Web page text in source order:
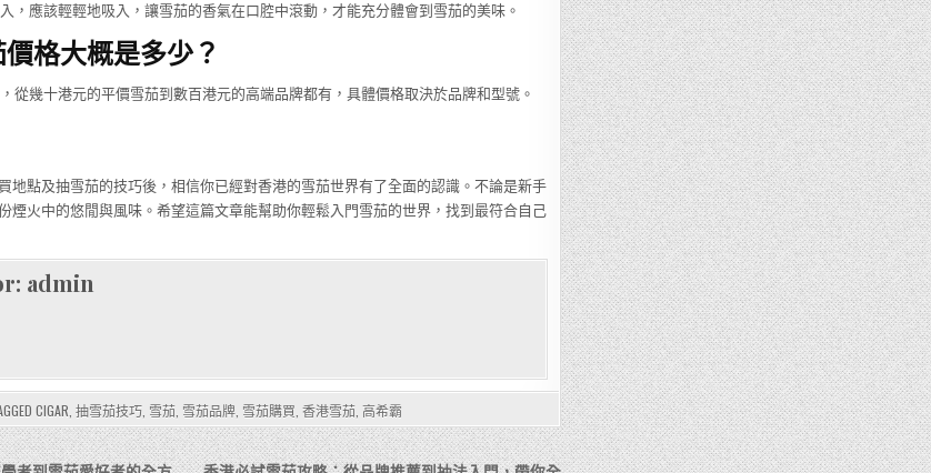
，應該輕輕地吸入，讓雪茄的香氣在口腔中滾動，才能充分體會到雪茄的美味。
格大概是多少？
從幾十港元的平價雪茄到數百港元的高端品牌都有，具體價格取決於品牌和型號。
地點及抽雪茄的技巧後，相信你已經對香港的雪茄世界有了全面的認識。不論是新手
煙火中的悠閒與風味。希望這篇文章能幫助你輕鬆入門雪茄的世界，找到最符合自己
admin
CIGAR ,抽雪茄技巧 雪茄 雪茄品牌 雪茄購買 ,香港雪茄 ,高希霸